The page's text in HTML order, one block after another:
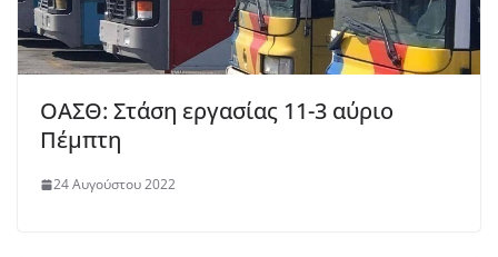
ΟΑΣΘ: Στάση εργασίας 11-3 αύριο
Πέμπτη
24 Αυγούστου 2022